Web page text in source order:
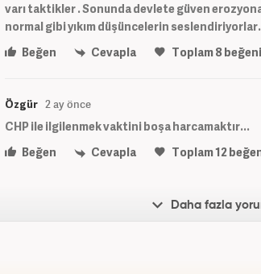
varı taktikler . Sonunda devlete güven
normal gibi yıkım düşüncelerin
Beğen
Cevapla Toplam8beğeni
Özgür 2 ay önce
CHP ile ilgilenmek vaktini boşa harcamaktır...
Beğen
Cevapla Toplam12
Daha fazla